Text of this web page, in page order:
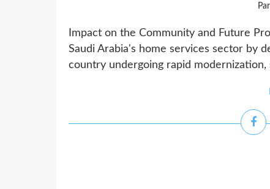
Impact on the Community and Future
Saudi Arabia's home services sector by
country undergoing rapid